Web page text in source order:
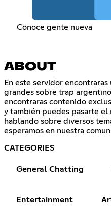
Conoce gente nueva
ABOUT
En este servidor encontraras
grandes sobre trap
encontraras contenido
y también puedes pasarte
hablando sobre diversos
esperamos en nuestra
CATEGORIES
General Chatting
Entertainment